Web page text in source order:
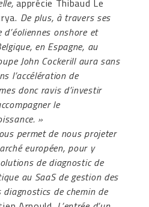
apprécie Thibaud Le
De plus, à travers ses
onshore et
en Espagne, au
John Cockerill aura sans
l’accélération de
donc ravis d’investir
le
»
permet de nous projeter
européen, pour y
de diagnostic de
au SaaS de gestion des
de chemin de